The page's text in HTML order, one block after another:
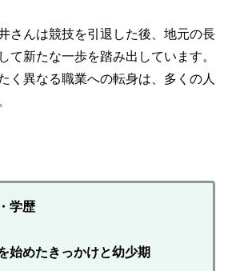
さんは競技を引退した後、地元の長
て新たな一歩を踏み出しています。
く異なる職業への転身は、多くの人
学歴
始めたきっかけと幼少期